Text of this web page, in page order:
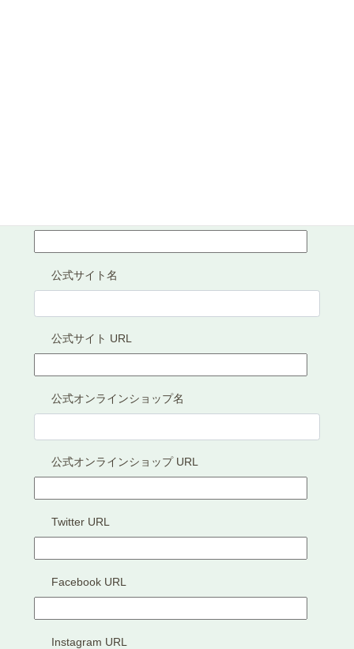
公式サイト名
公式サイト URL
公式オンラインショップ名
公式オンラインショップ URL
Twitter URL
Facebook URL
Instagram URL